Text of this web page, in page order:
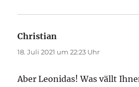
Christian
18. Juli 2021 um 22:23 Uhr
Aber Leonidas! Was vällt